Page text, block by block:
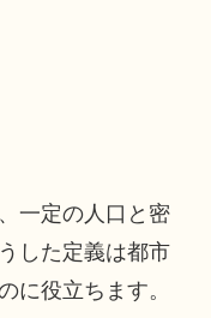
一定の人口と密
した定義は都市
に役立ちます。